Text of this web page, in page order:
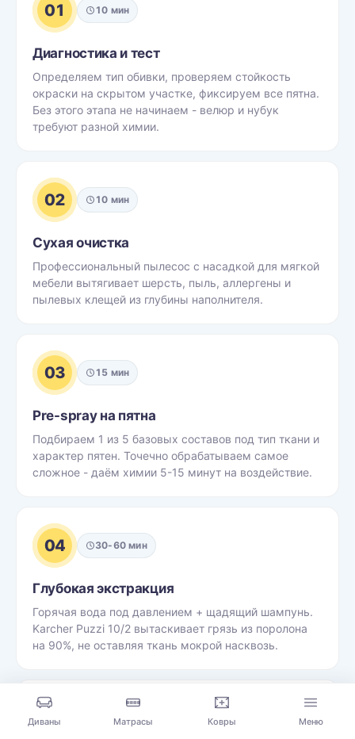
01 10 мин
Диагностика и тест
Определяем тип обивки, проверяем стойкость
окраски на скрытом участке, фиксируем все пятна.
Без этого этапа не начинаем - велюр и нубук
требуют разной химии.
02 10 мин
Сухая очистка
Профессиональный пылесос с насадкой для мягкой
мебели вытягивает шерсть, пыль, аллергены и
пылевых клещей из глубины наполнителя.
03 15 мин
Pre-spray на пятна
Подбираем 1 из 5 базовых составов под тип ткани и
характер пятен. Точечно обрабатываем самое
сложное - даём химии 5-15 минут на воздействие.
04 30-60 мин
Глубокая экстракция
Горячая вода под давлением + щадящий шампунь.
Karcher Puzzi 10/2 вытаскивает грязь из поролона
на 90%, не оставляя ткань мокрой насквозь.
05 15 мин
Диваны Матрасы Ковры Меню